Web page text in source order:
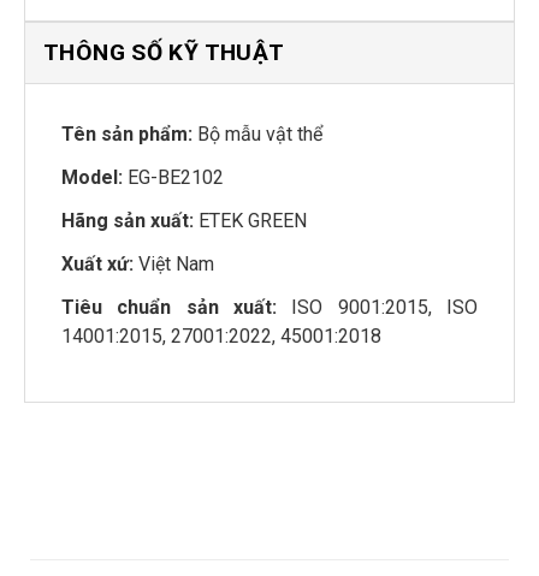
THÔNG SỐ KỸ THUẬT
Tên sản phẩm: Bộ mẫu vật thể
Model: EG-BE2102
Hãng sản xuất: ETEK GREEN
Xuất xứ: Việt Nam
Tiêu chuẩn sản xuất: ISO 9001:2015, ISO
14001:2015, 27001:2022, 45001:2018